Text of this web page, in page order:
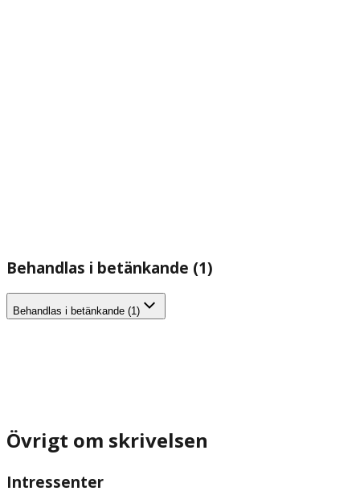
Behandlas i betänkande (1)
Behandlas i betänkande (1)
Övrigt om skrivelsen
Intressenter